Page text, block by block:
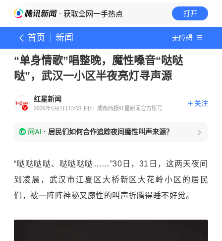
· 获取全网一手热点 打开
首页 新闻 无障碍
“单身情歌”唱整晚，魔性嗓音“哒哒
哒”，武汉一小区半夜亮灯寻声源
红星新闻
2026年6月1日13:08 四川 成都商报红星新闻官方账号
关注
问AI · 居民们如何合作追踪夜间魔性叫声来源？
“哒哒哒哒、哒哒哒哒……”30日，31日，这两天夜间
到凌晨，武汉市江夏区大桥新区大花岭小区的居民
们，被一阵阵神秘又魔性的叫声折腾得睡不好觉。